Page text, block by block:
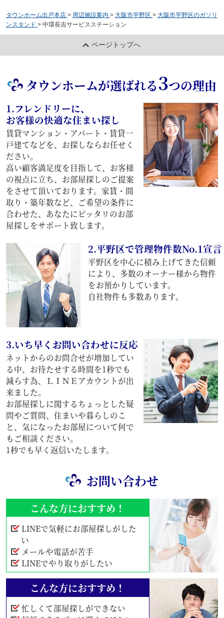
タウンホーム出戸本店 > 周辺施設案内 > 大阪市平野区 > 大阪市平野区のガソリ
ンスタンド > 中環長吉サービスステーション
ページトップへ
タウンホームが選ばれる3つの理由
1.フレンドリーに、
お客様の快適な住まい探し
賃貸マンション・アパート・賃貸一
戸建てなどを、お探しならお任せく
ださい。
高い顧客満足度を目指して、お客様
の視点に立ち、お部屋探しのご提案
をさせて頂いております。家賃・間
取り・築年数など、ご希望の条件に
合わせた、あなたにピッタリのお部
屋探しをサポート致します。
2.平野区で管理物件数No.1宣言
平野区を中心に積み上げてきた信頼
により、多数のオーナー様から物件
をお預かりしています。
自社物件も多数あります。
3.いち早くお問い合わせに反応
ネットからのお問合せが増加してい
る中、お待たせする時間を1秒でも
減らす為、ＬＩＮＥアカウントが出
来ました。
お部屋探しに関するちょっとした疑
問やご質問、住まいや暮らしのこ
と、気になったお部屋について何で
もご相談ください。
1秒でも早く返信いたします。
お問い合わせ
こんな方におすすめ！
LINEで気軽にお部屋探しがした
い
メールや電話が苦手
LINEでやり取りがしたい
こんな方におすすめ！
忙しくて部屋探しができない